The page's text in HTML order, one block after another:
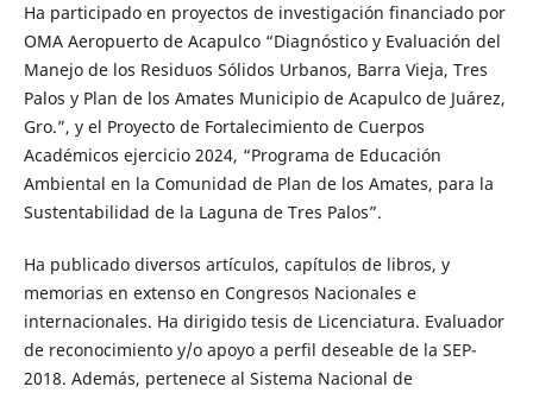
Ha participado en proyectos de investigación financiado por
OMA Aeropuerto de Acapulco “Diagnóstico y Evaluación del
Manejo de los Residuos Sólidos Urbanos, Barra Vieja, Tres
Palos y Plan de los Amates Municipio de Acapulco de Juárez,
Gro.”, y el Proyecto de Fortalecimiento de Cuerpos
Académicos ejercicio 2024, “Programa de Educación
Ambiental en la Comunidad de Plan de los Amates, para la
Sustentabilidad de la Laguna de Tres Palos”.
Ha publicado diversos artículos, capítulos de libros, y
memorias en extenso en Congresos Nacionales e
internacionales. Ha dirigido tesis de Licenciatura. Evaluador
de reconocimiento y/o apoyo a perfil deseable de la SEP-
2018. Además, pertenece al Sistema Nacional de